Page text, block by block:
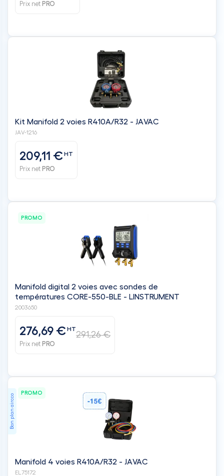
Prix net PRO
Kit Manifold 2 voies R410A/R32 - JAVAC
JAV-1216
209,11 €HT
Prix net PRO
PROMO
Manifold digital 2 voies avec sondes de
températures CORE-550-BLE - LINSTRUMENT
2003650
276,69 €HT
Prix net PRO
291,26 €
Bon plan aircco
PROMO
Manifold 4 voies R410A/R32 - JAVAC
EL75172